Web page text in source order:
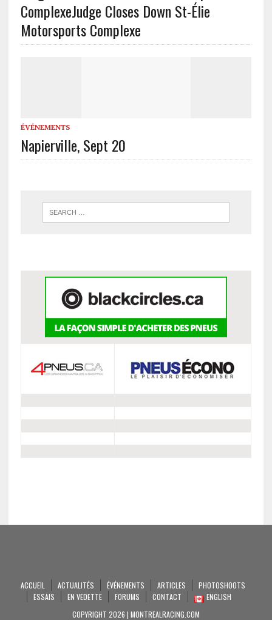
ComplexeJudge Closes Down St-Élie
Motorsports Complexe
ÉVÉNEMENTS
Napierville, Sept 20
ACCUEIL ACTUALITÉS ÉVÉNEMENTS ARTICLES
PHOTOSHOOTS
ESSAIS
EN VEDETTE FORUMS CONTACT
ENGLISH
COPYRIGHT 2026 | MONTREALRACING.COM